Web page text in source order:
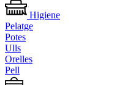
Higiene
Pelatge
Potes
Ulls
Orelles
Pell